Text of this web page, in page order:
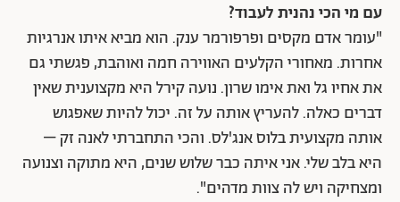
עם מי הכי נהנית לעבוד?
"עומר אדם מקסים ופרפורמר ענק. הוא מביא איתו אנרגיות
אחרות. מאחורי הקלעים האווירה חמה ואוהבת, פגשתי גם
את אחיו גל ואת אימו שרון. נועה קירל היא מקצוענית שאין
דברים כאלה. להעריץ אותה על זה. יכול להיות שאפגוש
אותה מקצועית בלוס אנג'לס. והכי התחברתי לאנה זק –
היא בלב שלי. אני איתה כבר שלוש שנים, היא מתוקה וצנועה
ומצחיקה ויש לה צוות מדהים".